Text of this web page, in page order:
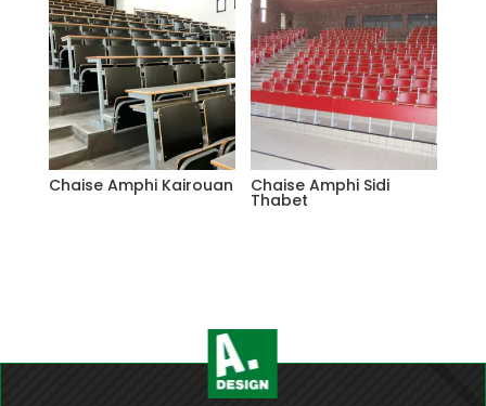
Chaise Amphi Kairouan Chaise Amphi Sidi
Thabet